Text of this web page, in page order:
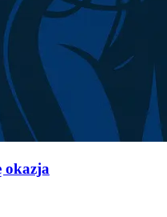
okazja